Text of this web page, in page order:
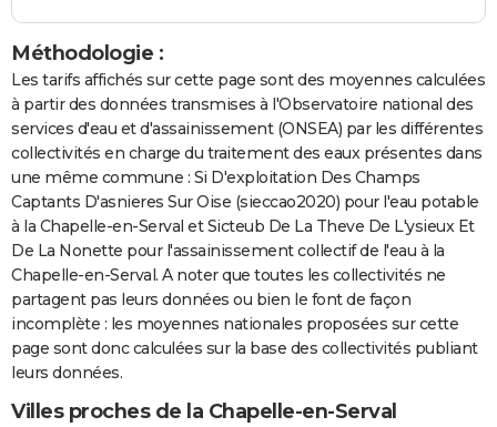
Méthodologie :
Les tarifs affichés sur cette page sont des moyennes calculées
à partir des données transmises à l'Observatoire national des
services d'eau et d'assainissement (ONSEA) par les différentes
collectivités en charge du traitement des eaux présentes dans
une même commune : Si D'exploitation Des Champs
Captants D'asnieres Sur Oise (sieccao2020) pour l'eau potable
à la Chapelle-en-Serval et Sicteub De La Theve De L'ysieux Et
De La Nonette pour l'assainissement collectif de l'eau à la
Chapelle-en-Serval. A noter que toutes les collectivités ne
partagent pas leurs données ou bien le font de façon
incomplète : les moyennes nationales proposées sur cette
page sont donc calculées sur la base des collectivités publiant
leurs données.
Villes proches de la Chapelle-en-Serval